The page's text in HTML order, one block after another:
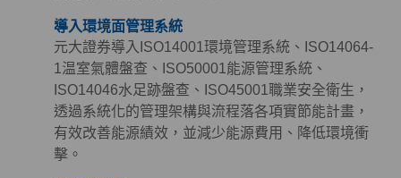
導入環境面管理系統
元大證券導入ISO14001環境管理系統、ISO14064-
1温室氣體盤查、ISO50001能源管理系統、
ISO14046水足跡盤查、ISO45001職業安全衛生，
透過系統化的管理架構與流程落各項實節能計畫，
有效改善能源績效，並減少能源費用、降低環境衝
擊。